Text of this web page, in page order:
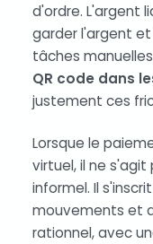
d'ordre. L'argent
garder l'argent
tâches
QR code dans
justement ces
Lorsque le
virtuel, il ne s'agit
informel. Il
mouvements et
rationnel, avec